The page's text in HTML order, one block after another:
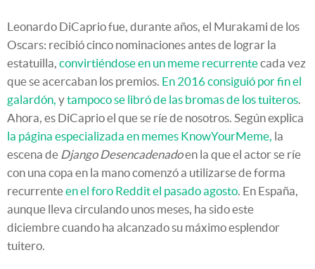
Leonardo DiCaprio fue, durante años, el Murakami de los
Oscars: recibió cinco nominaciones antes de lograr la
estatuilla, convirtiéndose en un meme recurrentecada vez
que se acercaban los premios. En 2016 consiguió por fin el
galardón, ytampoco se libró de las bromas de los tuiteros.
Ahora, es DiCaprio el que se ríe de nosotros. Según explica
la página especializada en memes KnowYourMeme, la
escena de Django Desencadenadoen la que el actor se ríe
con una copa en la mano comenzó a utilizarse de forma
recurrenteen el foro Reddit el pasado agosto. En España,
aunque lleva circulando unos meses, ha sido este
diciembre cuando ha alcanzado su máximo esplendor
tuitero.